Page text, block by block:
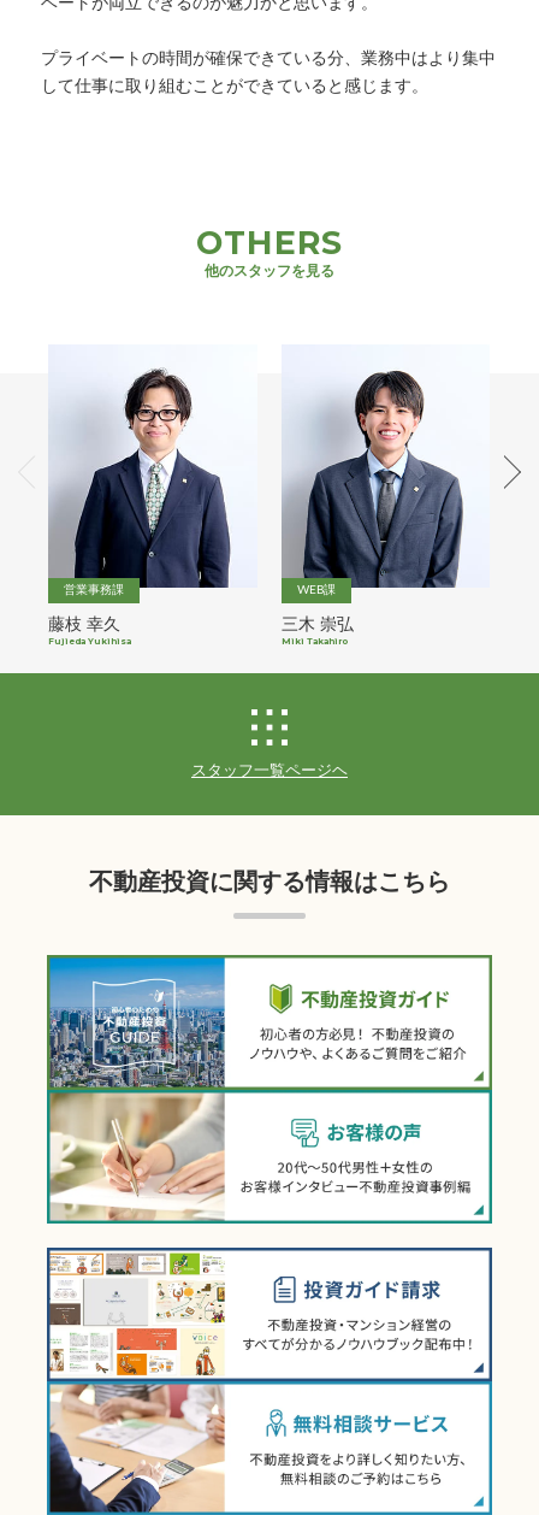
プライベートの時間が確保できている分、業務中はより集中
して仕事に取り組むことができていると感じます。
OTHERS
他のスタッフを見る
営業事務課
藤枝 幸久
Fujieda Yukihisa
WEB課
三木 崇弘
Miki Takahiro
スタッフ一覧ページヘ
不動産投資に関する情報はこちら